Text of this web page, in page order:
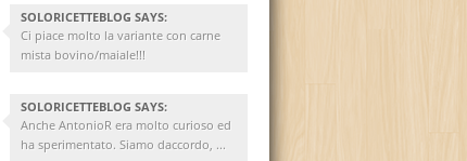
SOLORICETTEBLOG SAYS:
Ci piace molto la variante con carne
mista bovino/maiale!!!
SOLORICETTEBLOG SAYS:
Anche AntonioR era molto curioso ed
ha sperimentato. Siamo daccordo, ...